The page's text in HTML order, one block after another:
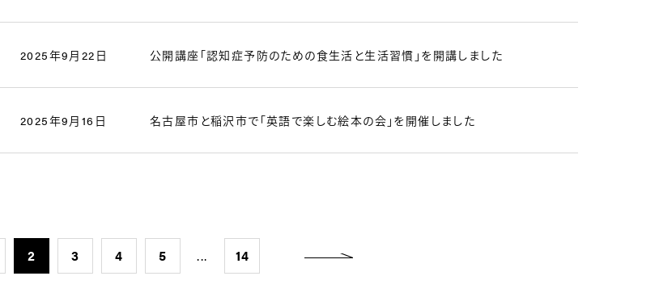
2025年9月22日 公開講座「認知症予防のための食生活と生活習慣」を開講しました
2025年9月16日 名古屋市と稲沢市で「英語で楽しむ絵本の会」を開催しました
2 3 4 5 ... 14